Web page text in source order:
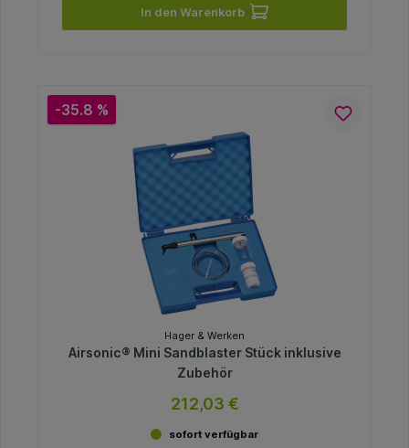
In den Warenkorb
-35.8 %
Hager & Werken
Airsonic® Mini Sandblaster Stück inklusive
Zubehör
212,03 €
sofort verfügbar